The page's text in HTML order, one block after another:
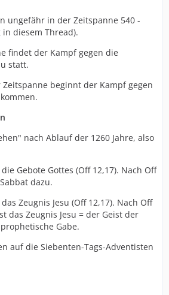
ungefähr in der Zeitspanne 540 -
in diesem Thread).
findet der Kampf gegen die
statt.
beginnt der Kampf gegen
nach Ablauf der 1260 Jahre, also
Gebote Gottes (Off 12,17). Nach Off
dazu.
Zeugnis Jesu (Off 12,17). Nach Off
das Zeugnis Jesu = der Geist der
Gabe.
auf die Siebenten-Tags-Adventisten